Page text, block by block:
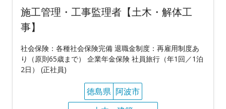
施工管理・工事監理者【土木・解体工
事】
社会保険：各種社会保険完備 退職金制度：再雇用制度あ
り（原則65歳まで） 企業年金保険 社員旅行（年1回／1泊
2日） (正社員)
徳島県 阿波市